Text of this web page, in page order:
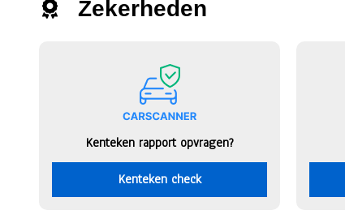
Zekerheden
Kenteken rapport opvragen?
Kenteken check